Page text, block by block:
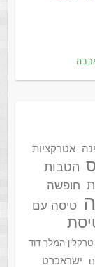
אטרקציות
הטבות
חופשה
טיסה עם
טרקלין המלך דוד
ישראכרט